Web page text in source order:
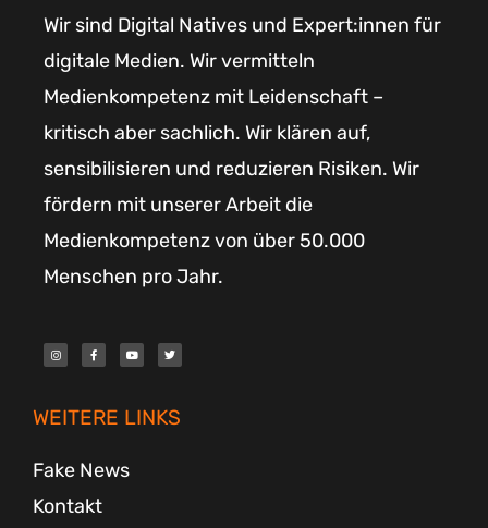
Wir sind Digital Natives und Expert:innen für
digitale Medien. Wir vermitteln
Medienkompetenz mit Leidenschaft –
kritisch aber sachlich. Wir klären auf,
sensibilisieren und reduzieren Risiken. Wir
fördern mit unserer Arbeit die
Medienkompetenz von über 50.000
Menschen pro Jahr.
I
n
s
a
m
F
a
c
k
-
Y
o
u
T
w
i
WEITERE LINKS
Fake News
Kontakt